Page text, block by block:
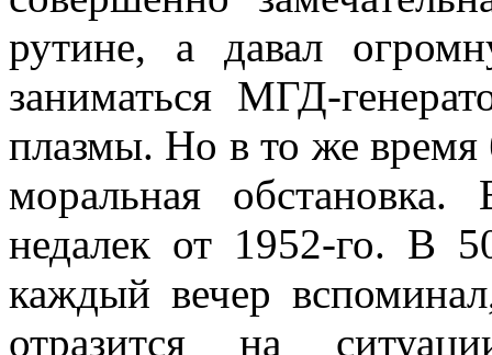
рутине, а давал
заниматься МГД-
плазмы. Но в то же
моральная
недалек от 1952-го. В
каждый вечер
отразится на